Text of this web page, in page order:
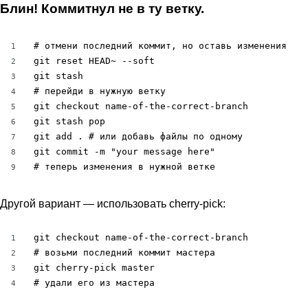
Блин! Коммитнул не в ту ветку.
1
2
3
4
5
6
7
8
9
# отмени последний коммит, но оставь изменения
git reset HEAD~ --soft
git stash
# перейди в нужную ветку
git checkout name-of-the-correct-branch
git stash pop
git add . # или добавь файлы по одному
git commit -m "your message here"
# теперь изменения в нужной ветке
Другой вариант — использовать cherry-pick:
1
2
3
4
git checkout name-of-the-correct-branch
# возьми последний коммит мастера
git cherry-pick master
# удали его из мастера